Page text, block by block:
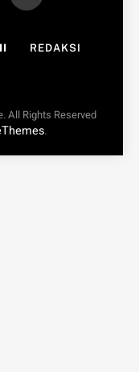
REDAKSI
All Rights Reserved
.